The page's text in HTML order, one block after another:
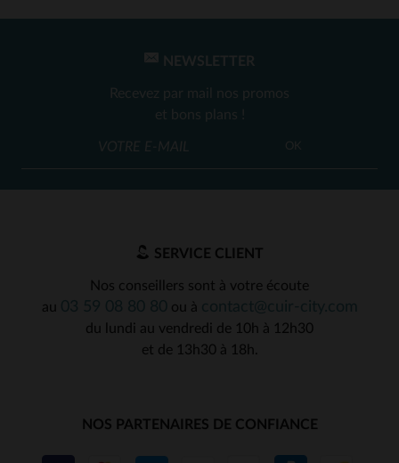
NEWSLETTER
Recevez par mail nos promos
et bons plans !
OK
SERVICE CLIENT
Nos conseillers sont à votre écoute
au
ou à
du lundi au vendredi de 10h à 12h30
et de 13h30 à 18h.
NOS PARTENAIRES DE CONFIANCE